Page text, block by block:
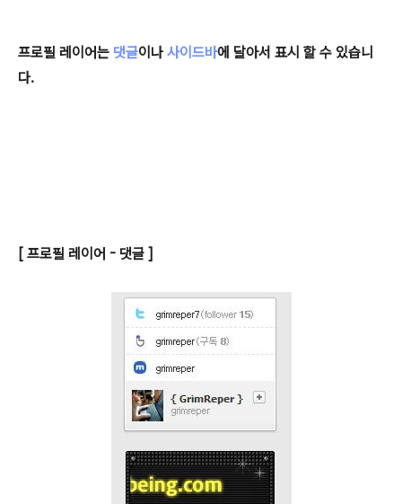
프로필 레이어는 댓글이나 사이드바에 달아서 표시 할 수 있습니
다.
[ 프로필 레이어 - 댓글 ]